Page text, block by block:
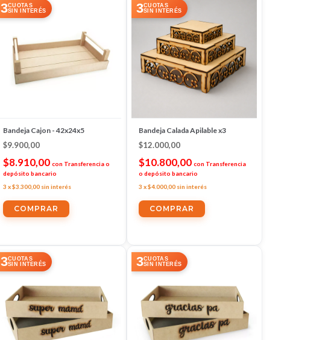
3CUOTAS
SIN INTERÉS
Bandeja Cajon - 42x24x5
$9.900,00
$8.910,00 con Transferencia o
depósito bancario
3 x$3.300,00 sin interés
3CUOTAS
SIN INTERÉS
Bandeja Calada Apilable x3
$12.000,00
$10.800,00 con Transferencia
o depósito bancario
3 x$4.000,00 sin interés
3CUOTAS
SIN INTERÉS
3CUOTAS
SIN INTERÉS